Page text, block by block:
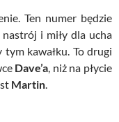
Ten numer będzie
i miły dla ucha
tym kawałku. To drugi
Dave’a , niż na płycie
Martin